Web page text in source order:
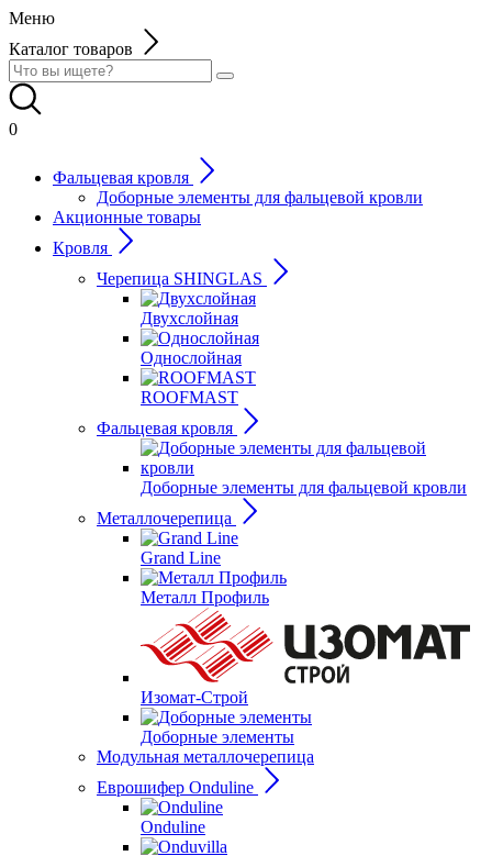
Меню
Каталог товаров
0
Фальцевая кровля
Доборные элементы для фальцевой кровли
Акционные товары
Кровля
Черепица SHINGLAS
Двухслойная
Однослойная
ROOFMAST
Фальцевая кровля
Доборные элементы для фальцевой кровли
Металлочерепица
Grand Line
Металл Профиль
Изомат-Строй
Доборные элементы
Модульная металлочерепица
Еврошифер Onduline
Onduline